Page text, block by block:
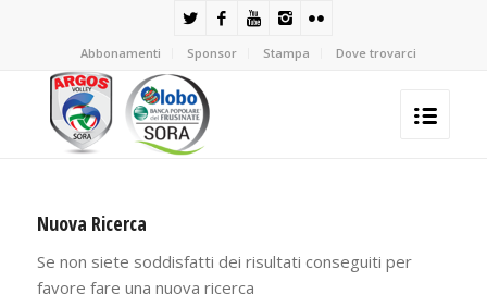
Abbonamenti Sponsor Stampa Dove trovarci
Nuova Ricerca
Se non siete soddisfatti dei risultati conseguiti per
favore fare una nuova ricerca